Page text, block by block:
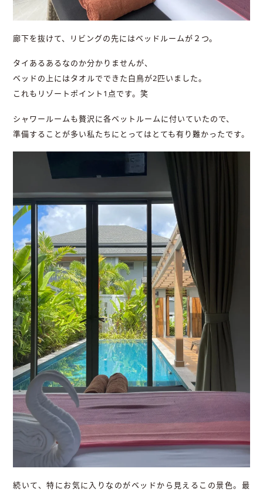
廊下を抜けて、リビングの先にはベッドルームが２つ。
タイあるあるなのか分かりませんが、
ベッドの上にはタオルでできた白鳥が2匹いました。
これもリゾートポイント1点です。笑
シャワールームも贅沢に各ベットルームに付いていたので、
準備することが多い私たちにとってはとても有り難かったです。
続いて、特にお気に入りなのがベッドから見えるこの景色。最